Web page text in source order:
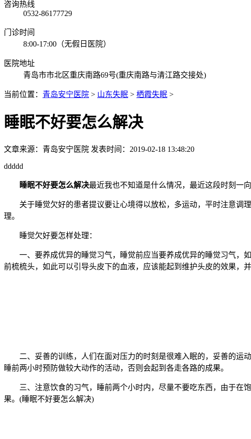
咨询热线
0532-86177729
门诊时间
8:00-17:00（无假日医院）
医院地址
青岛市市北区重庆南路69号(重庆南路与清江路交接处)
当前位置： 青岛安宁医院 > 山东失眠 > 栖霞失眠 >
睡眠不好要怎么解决
文章来源： 青岛安宁医院 发表时间：2019-02-18 13:48:20
ddddd
睡眠不好要怎么解决最近我也不知道是什么情况，最近这段时刻一向
关于睡觉欠好的患者提议要让心境得以放松，多运动，平时注意调
理。
睡觉欠好要怎样处理：
一、要养成优异的睡觉习气，睡觉前应当要养成优异的睡觉习气，
前梳梳头，如此可以引导头皮下的血液，应该能起到维护头皮的效果，
二、妥善的训练，人们在面对压力的时刻是很难入眠的，妥善的运
睡前两小时预防做较大动作的活动，否则会起到各走各路的成果。
三、注意饮食的习气，睡前两个小时内，尽量不要吃东西，由于在
果。(睡眠不好要怎么解决)